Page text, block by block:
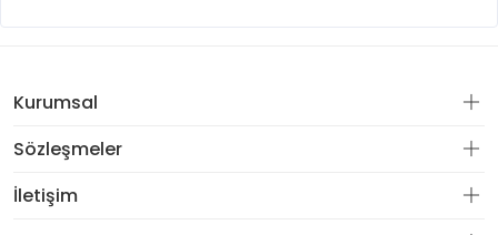
Kurumsal
Sözleşmeler
İletişim